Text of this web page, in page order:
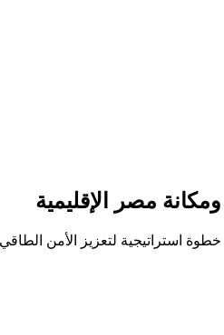
مصر الإقليمية
استراتيجية لتعزيز الأمن